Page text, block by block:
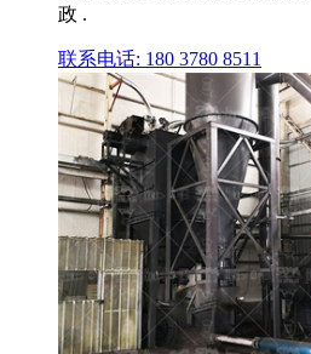
政 .
联系电话: 180 3780 8511